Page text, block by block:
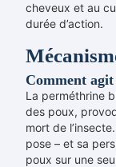
cheveux et au
durée d’action.
Comment
La perméthrine
des poux,
mort de
pose – et sa
poux sur une